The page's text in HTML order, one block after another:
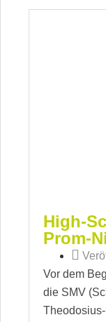
High-
Prom-
Vor dem
die SMV